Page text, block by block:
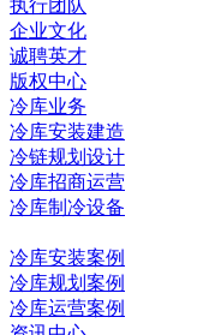
执行团队
企业文化
诚聘英才
版权中心
冷库业务
冷库安装建造
冷链规划设计
冷库招商运营
冷库制冷设备
冷库安装案例
冷库规划案例
冷库运营案例